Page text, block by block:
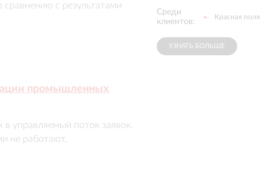
с результатами
до 1 евро — при
а многократно
промышленных
управляемый поток заявок.
не работают.
Среди
клиентов:
Группа компаний
Медси
Красная поляна
УЗНАТЬ БОЛЬШЕ